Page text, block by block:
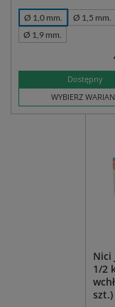
Ø 1,0 mm.
Ø 1,5 mm.
Ø 1,9 mm.
Dostępny
WYBIERZ
Nici
1/2
szt.)